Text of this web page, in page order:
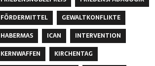
FÖRDERMITTEL
GEWALTKONFLIKTE
HABERMAS
ICAN
INTERVENTION
KERNWAFFEN
KIRCHENTAG